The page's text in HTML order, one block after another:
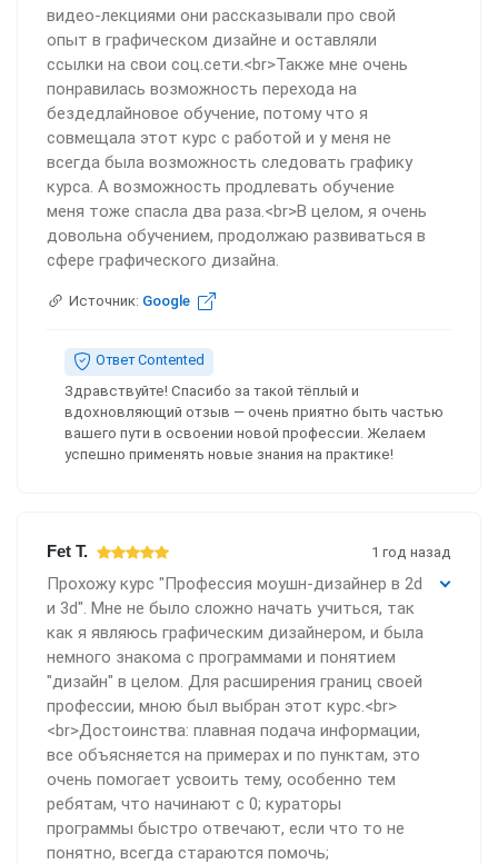
видео-лекциями они рассказывали про свой
опыт в графическом дизайне и оставляли
ссылки на свои соц.сети.<br>Также мне очень
понравилась возможность перехода на
бездедлайновое обучение, потому что я
совмещала этот курс с работой и у меня не
всегда была возможность следовать графику
курса. А возможность продлевать обучение
меня тоже спасла два раза.<br>В целом, я очень
довольна обучением, продолжаю развиваться в
сфере графического дизайна.
Источник: Google
Ответ Contented
Здравствуйте! Спасибо за такой тёплый и
вдохновляющий отзыв — очень приятно быть частью
вашего пути в освоении новой профессии. Желаем
успешно применять новые знания на практике!
Fet T. 1 год назад
Прохожу курс "Профессия моушн-дизайнер в 2d
и 3d". Мне не было сложно начать учиться, так
как я являюсь графическим дизайнером, и была
немного знакома с программами и понятием
"дизайн" в целом. Для расширения границ своей
профессии, мною был выбран этот курс.<br>
<br>Достоинства: плавная подача информации,
все объясняется на примерах и по пунктам, это
очень помогает усвоить тему, особенно тем
ребятам, что начинают с 0; кураторы
программы быстро отвечают, если что то не
понятно, всегда стараются помочь;